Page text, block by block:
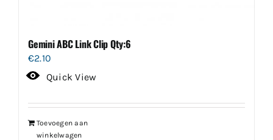
Gemini ABC Link Clip Qty:6
€2.10
Quick View
Toevoegen aan
winkelwagen